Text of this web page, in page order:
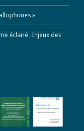
»
éclairé. Enjeux des